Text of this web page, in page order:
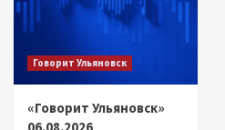
Говорит Ульяновск
«Говорит Ульяновск»
06.08.2026